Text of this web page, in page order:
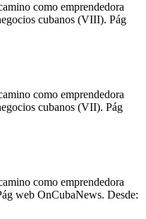
como emprendedora
cubanos (VIII). Pág
como emprendedora
cubanos (VII). Pág
como emprendedora
web OnCubaNews. Desde: